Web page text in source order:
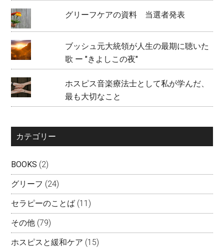
グリーフケアの資料 当選者発表
ブッシュ元大統領が人生の最期に聴いた
歌 ー "きよしこの夜"
ホスピス音楽療法士として私が学んだ、
最も大切なこと
カテゴリー
BOOKS (2)
グリーフ (24)
セラピーのことば (11)
その他 (79)
ホスピスと緩和ケア (15)